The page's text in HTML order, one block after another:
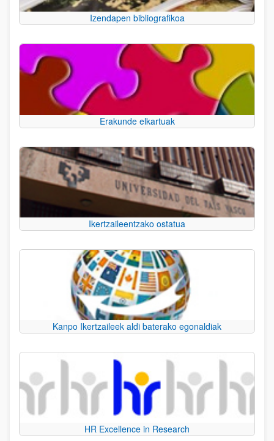
Izendapen bibliografikoa
Erakunde elkartuak
Ikertzaileentzako ostatua
Kanpo Ikertzaileek aldi baterako egonaldiak
HR Excellence in Research